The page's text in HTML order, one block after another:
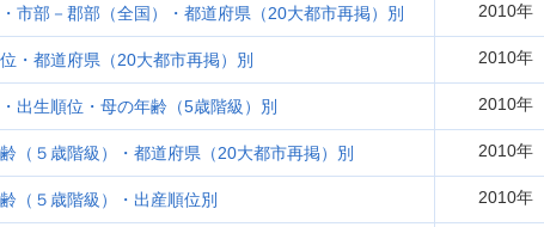
市部－郡部（全国）・都道府県（20大都市再掲）別 2010年
・都道府県（20大都市再掲）別 2010年
出生順位・母の年齢（5歳階級）別 2010年
（５歳階級）・都道府県（20大都市再掲）別 2010年
（５歳階級）・出産順位別 2010年